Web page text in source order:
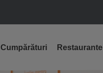
Cumpărături Restaurante